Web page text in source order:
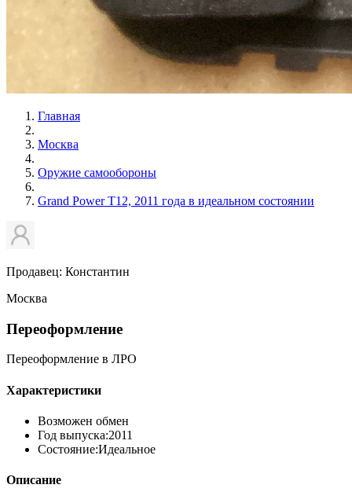
Главная
Москва
Оружие самообороны
Grand Power T12, 2011 года в идеальном состоянии
Продавец: Константин
Москва
Переоформление
Переоформление в ЛРО
Характеристики
Возможен обмен
Год выпуска:2011
Состояние:Идеальное
Описание